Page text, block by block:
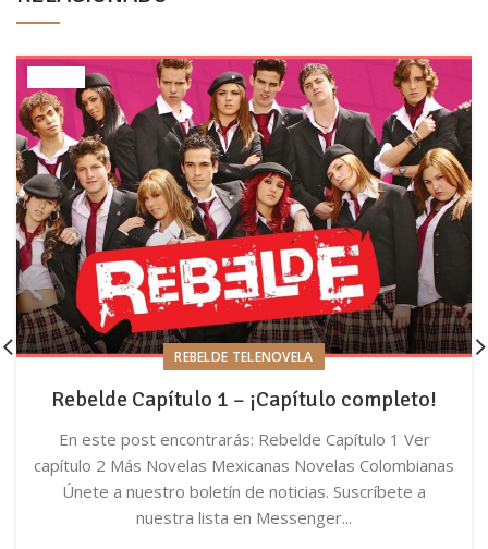
REBELDE TELENOVELA
Rebelde Capítulo 1 – ¡Capítulo completo!
En este post encontrarás: Rebelde Capítulo 1 Ver
capítulo 2 Más Novelas Mexicanas Novelas Colombianas
Únete a nuestro boletín de noticias. Suscríbete a
nuestra lista en Messenger...